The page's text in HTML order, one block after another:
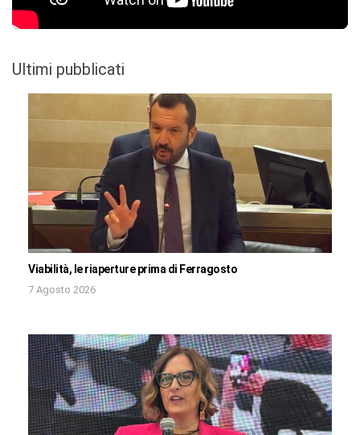
Ultimi pubblicati
Viabilità, le riaperture prima di Ferragosto
7 Agosto 2026